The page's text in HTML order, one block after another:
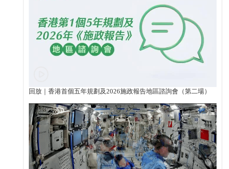
回放｜香港首個五年規劃及2026施政報告地區諮詢會（第二場）